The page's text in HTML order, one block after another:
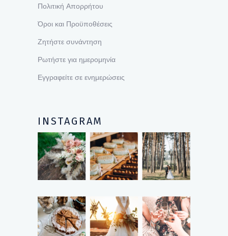
Πολιτική Απορρήτου
Όροι και Προϋποθέσεις
Ζητήστε συνάντηση
Ρωτήστε για ημερομηνία
Εγγραφείτε σε ενημερώσεις
INSTAGRAM